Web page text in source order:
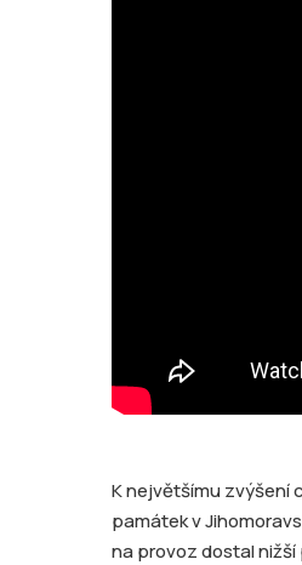
K největšímu zvýšení
památek v
na provoz dostal